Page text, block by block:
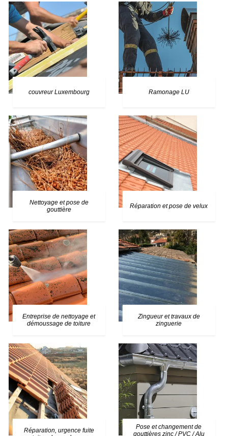
couvreur Luxembourg Ramonage LU
Nettoyage et pose de
gouttière
Réparation et pose de velux
Entreprise de nettoyage et
démoussage de toiture
Zingueur et travaux de
zinguerie
Réparation, urgence fuite
Pose et changement de
gouttières zinc / PVC / Alu